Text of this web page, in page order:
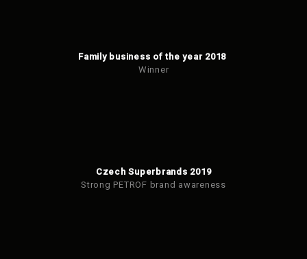
Family business of the year 2018
Winner
Czech Superbrands 2019
Strong PETROF brand awareness